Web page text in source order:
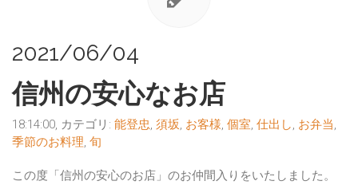
2021/06/04
信州の安心なお店
18:14:00, カテゴリ: 能登忠, 須坂, お客様, 個室, 仕出し, お弁当,
季節のお料理, 旬
この度「信州の安心のお店」のお仲間入りをいたしました。